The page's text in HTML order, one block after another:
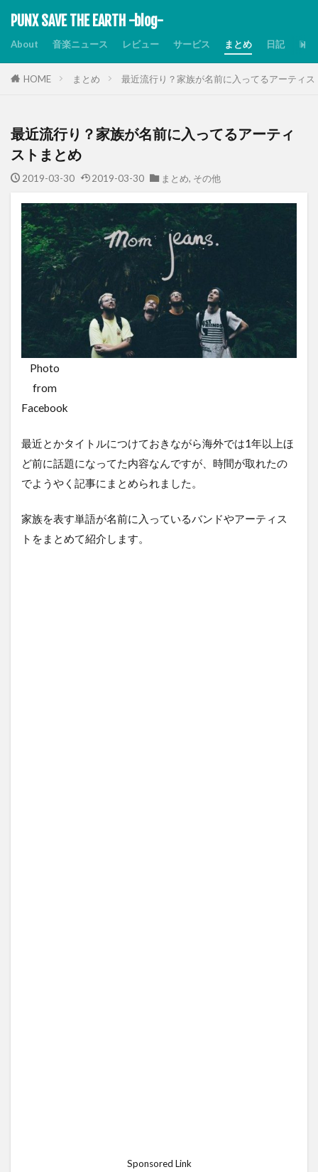
PUNX SAVE THE EARTH -blog-
About 音楽ニュース レビュー サービス まとめ 日記
HOME まとめ 最近流行り？家族が名前に入ってるアーティス
最近流行り？家族が名前に入ってるアーティ
ストまとめ
2019-03-30 2019-03-30 まとめ, その他
Photo
from
Facebook
最近とかタイトルにつけておきながら海外では1年以上ほ
ど前に話題になってた内容なんですが、時間が取れたの
でようやく記事にまとめられました。
家族を表す単語が名前に入っているバンドやアーティス
トをまとめて紹介します。
Sponsored Link